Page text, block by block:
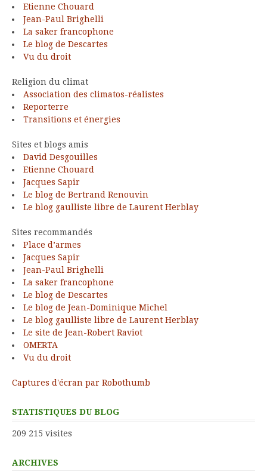
Etienne Chouard
Jean-Paul Brighelli
La saker francophone
Le blog de Descartes
Vu du droit
Religion du climat
Association des climatos-réalistes
Reporterre
Transitions et énergies
Sites et blogs amis
David Desgouilles
Etienne Chouard
Jacques Sapir
Le blog de Bertrand Renouvin
Le blog gaulliste libre de Laurent Herblay
Sites recommandés
Place d’armes
Jacques Sapir
Jean-Paul Brighelli
La saker francophone
Le blog de Descartes
Le blog de Jean-Dominique Michel
Le blog gaulliste libre de Laurent Herblay
Le site de Jean-Robert Raviot
OMERTA
Vu du droit
Captures d'écran par Robothumb
STATISTIQUES DU BLOG
209 215 visites
ARCHIVES